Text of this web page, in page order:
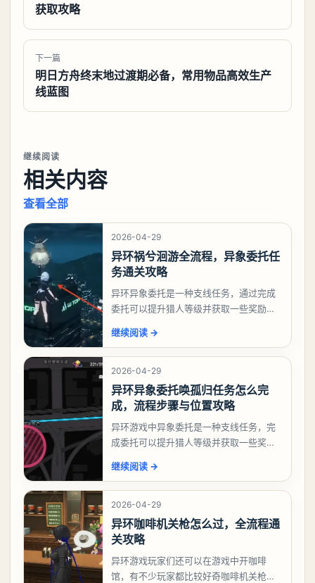
获取攻略
下一篇
明日方舟终末地过渡期必备，常用物品高效生产
线蓝图
继续阅读
相关内容
查看全部
2026-04-29
异环祸兮洄游全流程，异象委托任
务通关攻略
异环异象委托是一种支线任务，通过完成
委托可以提升猎人等级并获取一些奖励，
么做，下面就来告诉大家。异环异象委托
祸兮洄游任务攻略
继续阅读 →
2026-04-29
异环异象委托唤孤归任务怎么完
成，流程步骤与位置攻略
异环游戏中异象委托是一种支线任务，完
成委托可以提升猎人等级并获取一些奖
么做，今天游戏熊就来告诉大家。异环异
象委托唤孤归任务攻
继续阅读 →
2026-04-29
异环咖啡机关枪怎么过，全流程通
关攻略
异环游戏玩家们还可以在游戏中开咖啡
馆，有不少玩家都比较好奇咖啡机关枪应